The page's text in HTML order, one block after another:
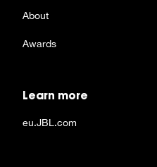
About
Awards
Learn more
eu.JBL.com